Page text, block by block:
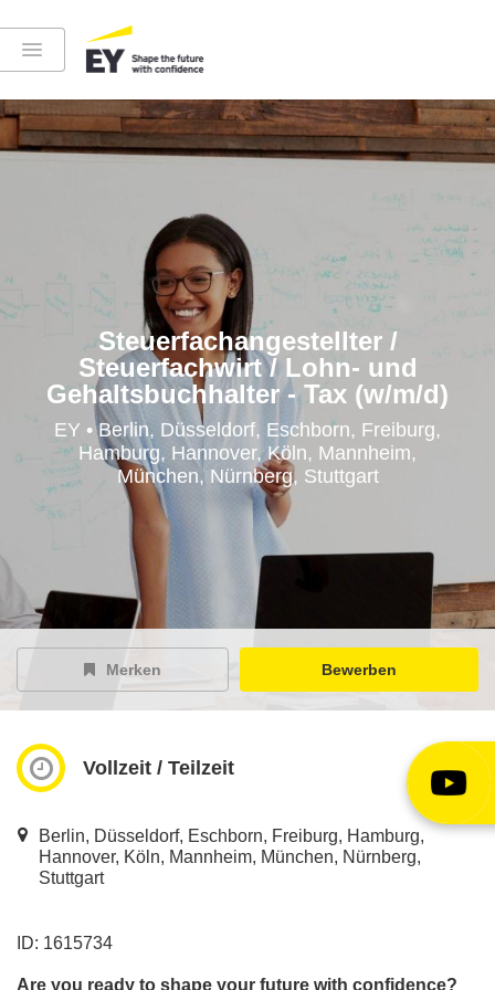
Instagram
YouTube
Höre in die EY-Welt rein
EY Careers Spotlight
der Karriere-Podcast
EY Joblight
Steuerfachangestellter /
Steuerfachwirt / Lohn- und
Gehaltsbuchhalter - Tax (w/m/d)
EY • Berlin, Düsseldorf, Eschborn, Freiburg,
Hamburg, Hannover, Köln, Mannheim,
München, Nürnberg, Stuttgart
Merken Bewerben
Vollzeit / Teilzeit
Berlin, Düsseldorf, Eschborn, Freiburg, Hamburg,
Hannover, Köln, Mannheim, München, Nürnberg,
Stuttgart
ID: 1615734
Are you ready to shape your future with confidence?